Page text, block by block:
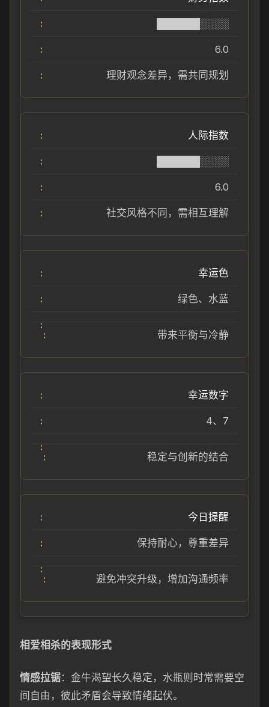
██████░░░░
6.0
理财观念差异，需共同规划
人际指数
██████░░░░
6.0
社交风格不同，需相互理解
幸运色
绿色、水蓝
带来平衡与冷静
幸运数字
4、7
稳定与创新的结合
今日提醒
保持耐心，尊重差异
避免冲突升级，增加沟通频率
相爱相杀的表现形式
情感拉锯：金牛渴望长久稳定，水瓶则时常需要空
间自由，彼此矛盾会导致情绪起伏。